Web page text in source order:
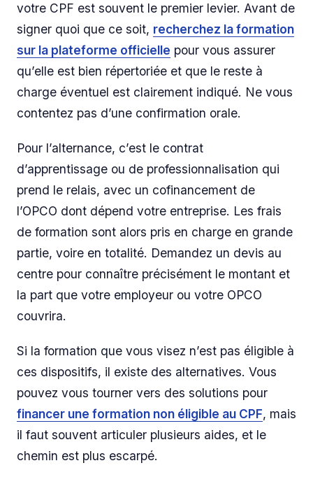
votre CPF est souvent le premier levier. Avant de
signer quoi que ce soit, recherchez la formation
sur la plateforme officielle pour vous assurer
qu’elle est bien répertoriée et que le reste à
charge éventuel est clairement indiqué. Ne vous
contentez pas d’une confirmation orale.
Pour l’alternance, c’est le contrat
d’apprentissage ou de professionnalisation qui
prend le relais, avec un cofinancement de
l’OPCO dont dépend votre entreprise. Les frais
de formation sont alors pris en charge en grande
partie, voire en totalité. Demandez un devis au
centre pour connaître précisément le montant et
la part que votre employeur ou votre OPCO
couvrira.
Si la formation que vous visez n’est pas éligible à
ces dispositifs, il existe des alternatives. Vous
pouvez vous tourner vers des solutions pour
financer une formation non éligible au CPF, mais
il faut souvent articuler plusieurs aides, et le
chemin est plus escarpé.